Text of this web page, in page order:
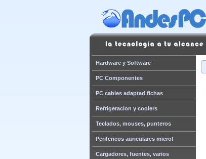
Hardware y Software
PC Componentes
PC cables adaptad fichas
Refrigeracion y coolers
Teclados, mouses, punteros
Perifericos auriculares microf
Cargadores, fuentes, varios